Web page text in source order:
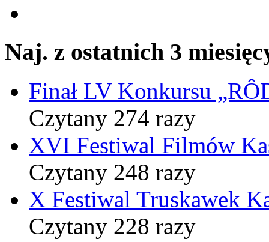
Naj. z ostatnich 3
Finał LV Konkursu
Czytany 274 razy
XVI Festiwal Filmów
Czytany 248 razy
X Festiwal Truskawek
Czytany 228 razy